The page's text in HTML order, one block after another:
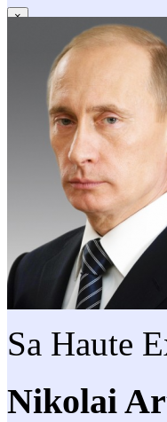
×
Sa Haute
Nikolai